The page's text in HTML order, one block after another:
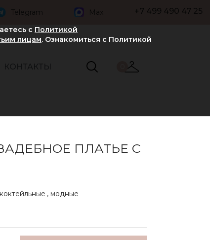
Telegram Max +7 499 490 47 25
КОНТАКТЫ
ПЛАТЬЕ С
коктейльные , модные
с Политикой
лицам. Ознакомиться с Политикой